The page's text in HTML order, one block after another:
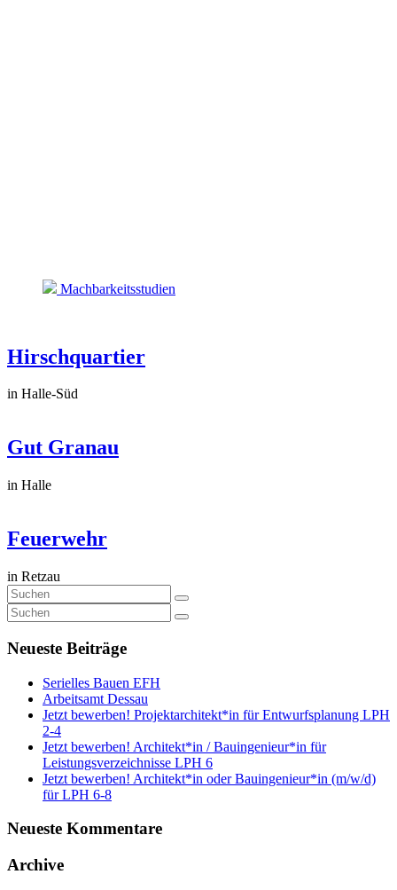
Machbarkeitsstudien
Hirschquartier
in Halle-Süd
Gut Granau
in Halle
Feuerwehr
in Retzau
Neueste Beiträge
Serielles Bauen EFH
Arbeitsamt Dessau
Jetzt bewerben! Projektarchitekt*in für Entwurfsplanung LPH
2-4
Jetzt bewerben! Architekt*in / Bauingenieur*in für
Leistungsverzeichnisse LPH 6
Jetzt bewerben! Architekt*in oder Bauingenieur*in (m/w/d)
für LPH 6-8
Neueste Kommentare
Archive